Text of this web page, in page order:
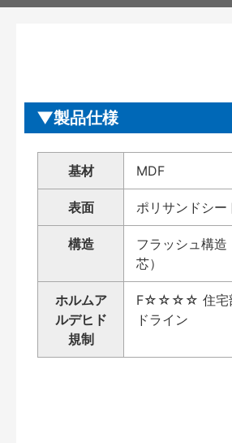
製品仕様
基材 MDF
表面 ポリサンドシー
構造
フラッシュ構造
芯）
ホルムア
ルデヒド
規制
F☆☆☆☆ 住宅
ドライン